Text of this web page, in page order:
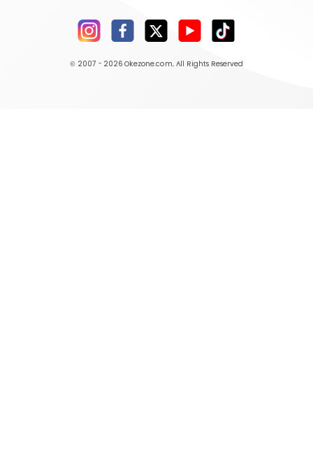
© 2007 - 2026 Okezone.com, All Rights Reserved